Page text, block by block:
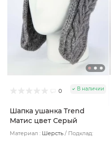
0 В наличии
Шапка ушанка Trend
Матис цвет Серый
меланж размер 56-58
Материал : Шерсть
Подклад: